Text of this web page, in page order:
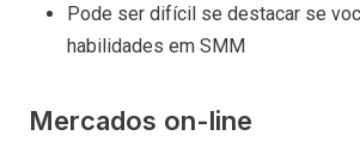
Pode ser difícil se destacar se
habilidades em SMM
Mercados on-line